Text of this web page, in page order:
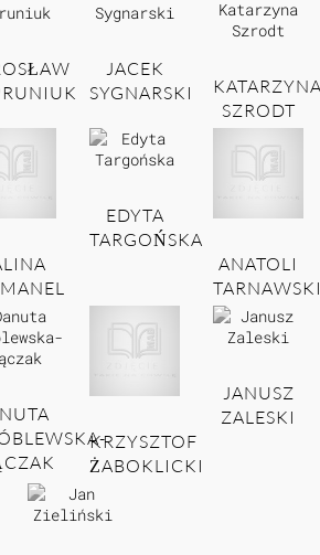
JACEK
SYGNARSKI
SZRODT
EDYTA
TARGOŃSKA
ANATOLI
KRZYSZTOF
ŻABOKLICKI
JANUSZ
ZALESKI